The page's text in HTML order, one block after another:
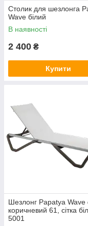
Столик для шезлонга
Wave білий
В наявності
2 400 ₴
Купити
Шезлонг Papatya Wave
коричневий 61, сітка
5001